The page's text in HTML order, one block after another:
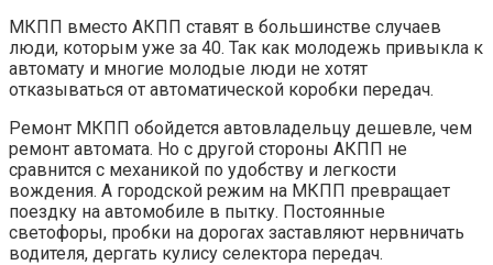
МКПП вместо АКПП ставят в большинстве случаев
люди, которым уже за 40. Так как молодежь привыкла к
автомату и многие молодые люди не хотят
отказываться от автоматической коробки передач.
Ремонт МКПП обойдется автовладельцу дешевле, чем
ремонт автомата. Но с другой стороны АКПП не
сравнится с механикой по удобству и легкости
вождения. А городской режим на МКПП превращает
поездку на автомобиле в пытку. Постоянные
светофоры, пробки на дорогах заставляют нервничать
водителя, дергать кулису селектора передач.